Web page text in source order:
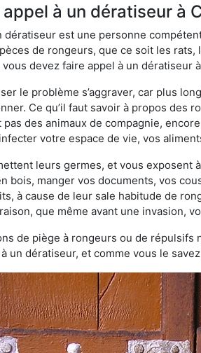
à un dératiseur à
dératiseur est une personne
de rongeurs, que ce soit les rats,
devez faire appel à un dératiseur
le problème s’aggraver, car plus
Ce qu’il faut savoir à propos des
des animaux de compagnie,
votre espace de vie, vos
leurs germes, et vous exposent
bois, manger vos documents, vos
à cause de leur sale habitude de
que même avant une
de piège à rongeurs ou de répulsifs
un dératiseur, et comme vous le